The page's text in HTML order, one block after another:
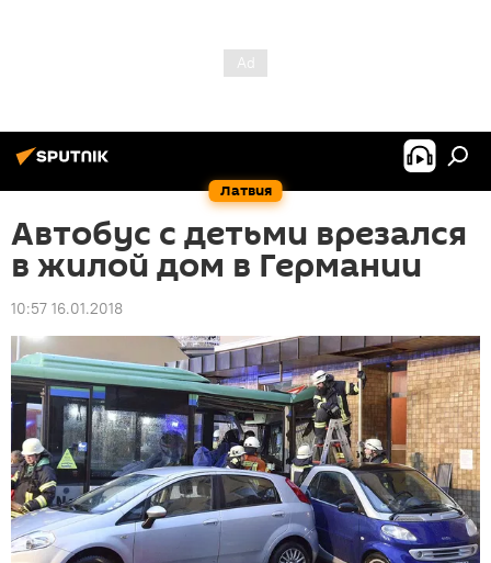
Латвия
Автобус с детьми врезался
в жилой дом в Германии
10:57 16.01.2018